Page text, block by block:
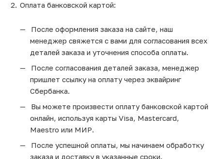
Оплата банковской картой:
После оформления заказа на сайте, наш
менеджер свяжется с вами для согласования всех
деталей заказа и уточнения способа оплаты.
После согласования деталей заказа, менеджер
пришлет ссылку на оплату через эквайринг
Сбербанка.
Вы можете произвести оплату банковской картой
онлайн, используя карты Visa, Mastercard,
Maestro или МИР.
После успешной оплаты, мы начинаем обработку
заказа и доставку в указанные сроки.